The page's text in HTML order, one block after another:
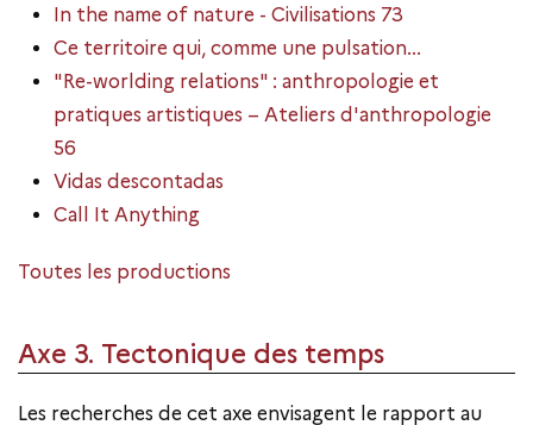
In the name of nature - Civilisations 73
Ce territoire qui, comme une pulsation...
"Re-worlding relations" : anthropologie et
pratiques artistiques – Ateliers d'anthropologie
56
Vidas descontadas
Call It Anything
Toutes les productions
Axe 3. Tectonique des temps
Les recherches de cet axe envisagent le rapport au